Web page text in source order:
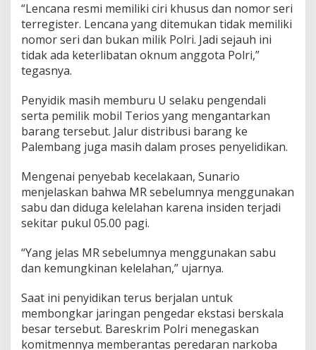
“Lencana resmi memiliki ciri khusus dan nomor seri
terregister. Lencana yang ditemukan tidak memiliki
nomor seri dan bukan milik Polri. Jadi sejauh ini
tidak ada keterlibatan oknum anggota Polri,”
tegasnya.
Penyidik masih memburu U selaku pengendali
serta pemilik mobil Terios yang mengantarkan
barang tersebut. Jalur distribusi barang ke
Palembang juga masih dalam proses penyelidikan.
Mengenai penyebab kecelakaan, Sunario
menjelaskan bahwa MR sebelumnya menggunakan
sabu dan diduga kelelahan karena insiden terjadi
sekitar pukul 05.00 pagi.
“Yang jelas MR sebelumnya menggunakan sabu
dan kemungkinan kelelahan,” ujarnya.
Saat ini penyidikan terus berjalan untuk
membongkar jaringan pengedar ekstasi berskala
besar tersebut. Bareskrim Polri menegaskan
komitmennya memberantas peredaran narkoba